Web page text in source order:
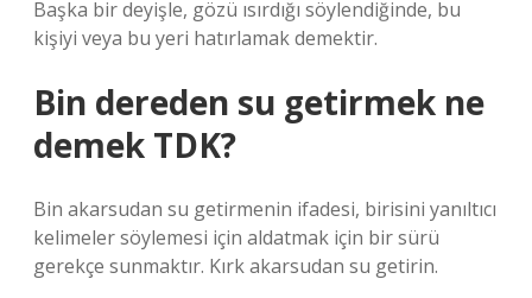
Başka bir deyişle, gözü ısırdığı söylendiğinde, bu
kişiyi veya bu yeri hatırlamak demektir.
Bin dereden su getirmek ne
demek TDK?
Bin akarsudan su getirmenin ifadesi, birisini yanıltıcı
kelimeler söylemesi için aldatmak için bir sürü
gerekçe sunmaktır. Kırk akarsudan su getirin.